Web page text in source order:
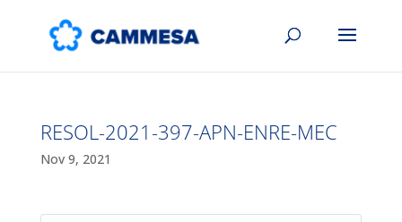
RESOL-2021-397-APN-ENRE-MEC
Nov 9, 2021